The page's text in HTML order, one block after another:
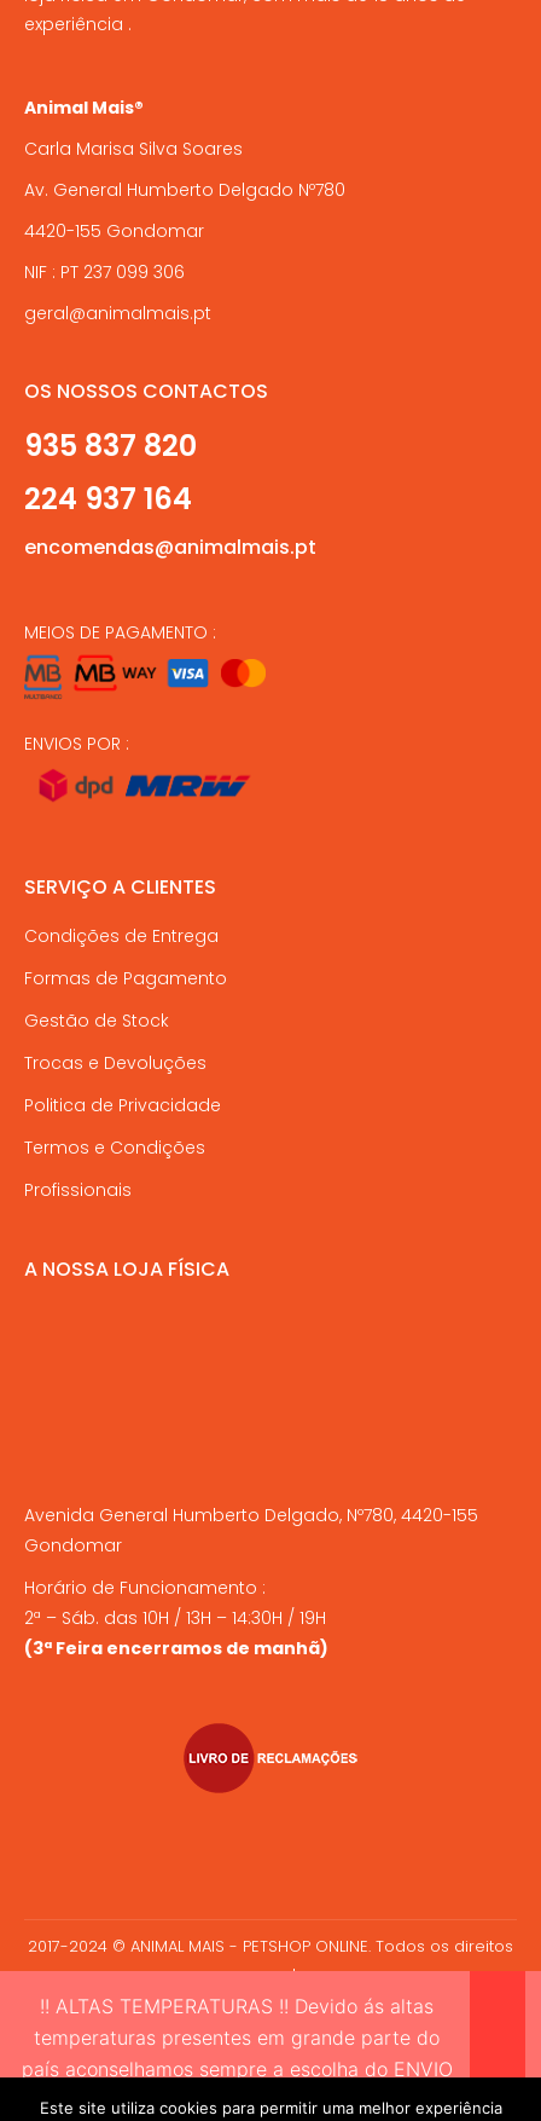
experiência .
Animal Mais®
Carla Marisa Silva Soares
Av. General Humberto Delgado Nº780
4420-155 Gondomar
NIF : PT 237 099 306
geral@animalmais.pt
OS NOSSOS CONTACTOS
935 837 820
224 937 164
encomendas@animalmais.pt
MEIOS DE PAGAMENTO :
ENVIOS POR :
SERVIÇO A CLIENTES
Condições de Entrega
Formas de Pagamento
Gestão de Stock
Trocas e Devoluções
Politica de Privacidade
Termos e Condições
Profissionais
A NOSSA LOJA FÍSICA
Avenida General Humberto Delgado, Nº780, 4420-155
Gondomar
Horário de Funcionamento :
2ª – Sáb. das 10H / 13H – 14:30H / 19H
(3ª Feira encerramos de manhã)
2017-2024 © ANIMAL MAIS - PETSHOP ONLINE. Todos os direitos
reservados.
!! ALTAS TEMPERATURAS !! Devido ás altas
temperaturas presentes em grande parte do
país aconselhamos sempre a escolha do ENVIO
EXPRESSO sempre que compre alimento vivo a
Este site utiliza cookies para permitir uma melhor experiência